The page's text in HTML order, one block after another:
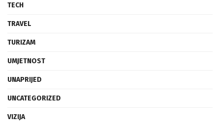
TECH
TRAVEL
TURIZAM
UMJETNOST
UNAPRIJED
UNCATEGORIZED
VIZIJA